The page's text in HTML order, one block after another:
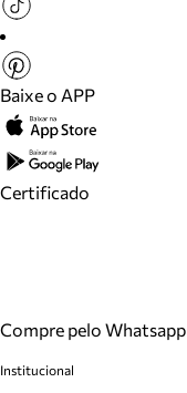
Baixe o APP
Certificado
Compre pelo Whatsapp
Institucional